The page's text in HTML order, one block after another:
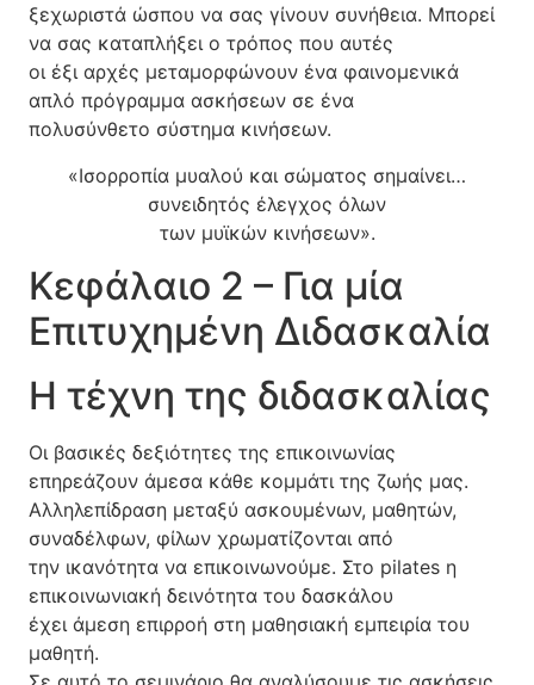
ξεχωριστά ώσπου να σας γίνουν συνήθεια. Μπορεί
να σας καταπλήξει ο τρόπος που αυτές
οι έξι αρχές μεταμορφώνουν ένα φαινομενικά
απλό πρόγραμμα ασκήσεων σε ένα
πολυσύνθετο σύστημα κινήσεων.
«Ισορροπία μυαλού και σώματος σημαίνει…
συνειδητός έλεγχος όλων
των μυϊκών κινήσεων».
Κεφάλαιο 2 – Για μία
Επιτυχημένη Διδασκαλία
Η τέχνη της διδασκαλίας
Οι βασικές δεξιότητες της επικοινωνίας
επηρεάζουν άμεσα κάθε κομμάτι της ζωής μας.
Αλληλεπίδραση μεταξύ ασκουμένων, μαθητών,
συναδέλφων, φίλων χρωματίζονται από
την ικανότητα να επικοινωνούμε. Στο pilates η
επικοινωνιακή δεινότητα του δασκάλου
έχει άμεση επιρροή στη μαθησιακή εμπειρία του
μαθητή.